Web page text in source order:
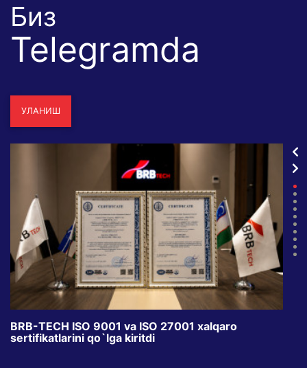
Биз
Telegramda
УЛАНИШ
BRB-TECH ISO 9001 va ISO 27001 xalqaro
sertifikatlarini qo`lga kiritdi